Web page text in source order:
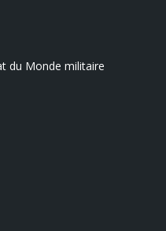
du Monde militaire